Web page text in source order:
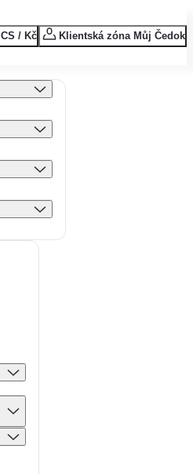
CS / Kč Klientská zóna Můj Čedok